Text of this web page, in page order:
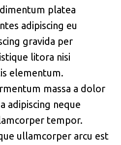
platea
adipiscing eu
gravida per
litora nisi
elementum.
massa a dolor
adipiscing neque
tempor.
ullamcorper arcu est